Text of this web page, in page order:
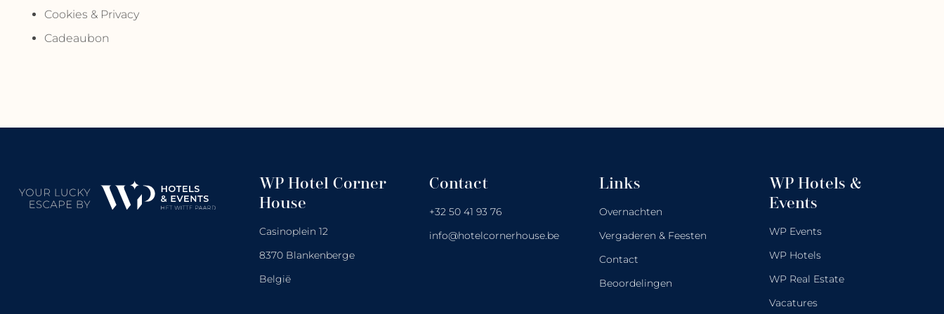
Cookies & Privacy
Cadeaubon
WP Hotel Corner
House
Casinoplein 12
8370 Blankenberge
België
Contact
+32 50 41 93 76
info@hotelcornerhouse.be
Links
Overnachten
Vergaderen & Feesten
Contact
Beoordelingen
WP Hotels &
Events
WP Events
WP Hotels
WP Real Estate
Vacatures